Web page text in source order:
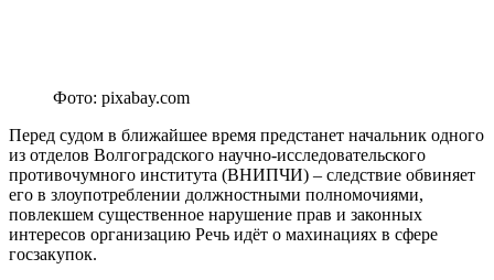
Фото: pixabay.com
Перед судом в ближайшее время предстанет начальник одного
из отделов Волгоградского научно-исследовательского
противочумного института (ВНИПЧИ) – следствие обвиняет
его в злоупотреблении должностными полномочиями,
повлекшем существенное нарушение прав и законных
интересов организацию Речь идёт о махинациях в сфере
госзакупок.